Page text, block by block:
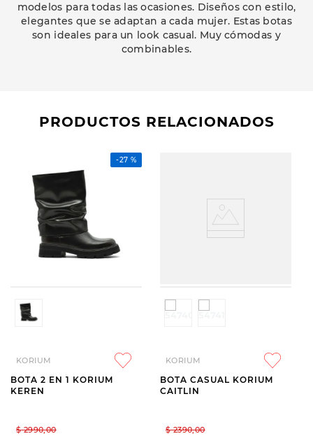
modelos para todas las ocasiones. Diseños con estilo,
elegantes que se adaptan a cada mujer. Estas botas
son ideales para un look casual. Muy cómodas y
combinables.
PRODUCTOS RELACIONADOS
-27 %
KORIUM
BOTA 2 EN 1 KORIUM
KEREN
$ 2990,00
KORIUM
BOTA CASUAL KORIUM
CAITLIN
$ 2390,00